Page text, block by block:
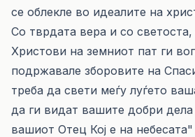
се облекле во идеалите на
Со тврдата вера и со светоста,
Христови на земниот пат ги
подржавале зборовите на
треба да свети меѓу луѓето
да ги видат вашите добри
вашиот Отец Кој е на